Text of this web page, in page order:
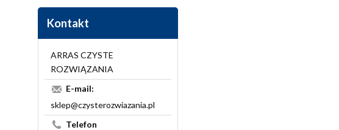
Kontakt
ARRAS CZYSTE
ROZWIĄZANIA
E-mail:
sklep@czysterozwiazania.pl
Telefon